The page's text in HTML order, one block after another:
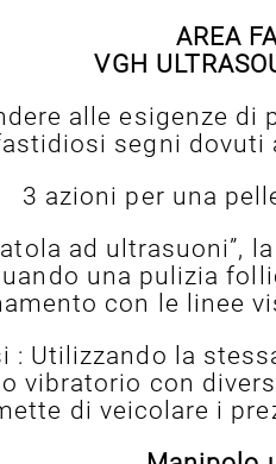
AREA
VGH
alle esigenze
segni
3 azioni per una
ad ultrasuoni”,
una pulizia
con le linee
: Utilizzando la
vibratorio con
di veicolare i